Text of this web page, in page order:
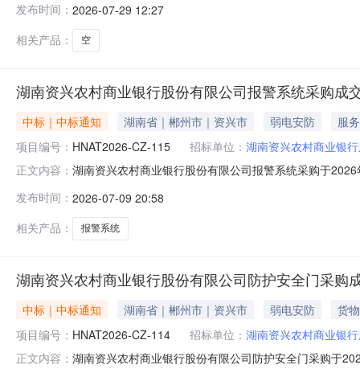
标的名称郴州市南岭大道11号湘惠房地产住宅楼20套权
发布时间： 2026-07-29 12:27
相关产品：
空
湖南资兴农村商业银行股份有限公司报警系统采购成
中标｜中标通知 湖南省｜郴州市｜资兴市 弱电安防
服务
项目编号： HNAT2026-CZ-115 招标单位： 湖南资兴农村商业银
正文内容： 湖南资兴农村商业银行股份有限公司报警系统采购于
购人、专家推荐四、参与磋商情况序号供应商名称最终
发布时间： 2026-07-09 20:58
相关产品：
报警系统
湖南资兴农村商业银行股份有限公司防护安全门采购
中标｜中标通知 湖南省｜郴州市｜资兴市 弱电安防
货物
项目编号： HNAT2026-CZ-114 招标单位： 湖南资兴农村商业银
正文内容： 湖南资兴农村商业银行股份有限公司防护安全门采购于